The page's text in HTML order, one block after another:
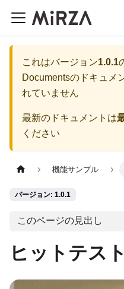
これはバージョン1.0.1
Documentsのドキュメ
れていません
最新のドキュメントは
ください
機能サンプル
バージョン: 1.0.1
このページの見出し
ヒットテスト